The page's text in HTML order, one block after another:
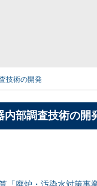
技術の開発
内部調査技術の開